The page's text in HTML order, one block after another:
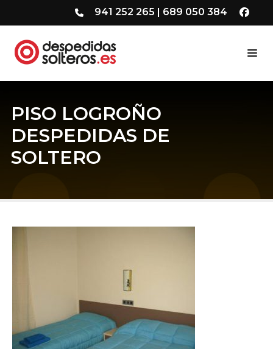
941 252 265 | 689 050 384
PISO LOGROÑO
DESPEDIDAS DE
SOLTERO